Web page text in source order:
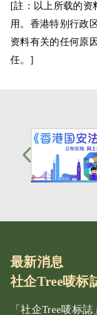
[註：以上所载的资
用。香港特别行政
资料有关的任何原
任。]
最新消息
社企Tree唛标
「社企Tree唛标誌